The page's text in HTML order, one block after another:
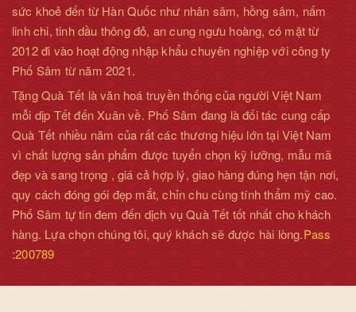
sức khoẻ đến từ Hàn Quốc như nhân sâm, hồng sâm, nấm
linh chi, tinh dầu thông đỏ, an cung ngưu hoàng, có mặt từ
2012 đi vào hoạt động nhập khẩu chuyên nghiệp với công ty
Phố Sâm từ năm 2021.
Tặng Quà Tết là văn hoá truyền thống của người Việt Nam
mỗi dịp Tết đến Xuân về. Phố Sâm đang là đối tác cung cấp
Quà Tết nhiều năm của rất các thương hiệu lớn tại Việt Nam
vì chất lượng sản phẩm được tuyển chọn kỹ lưỡng, mẫu mã
đẹp và sang trọng , giá cả hợp lý, giao hàng đúng hẹn tận nơi,
quy cách đóng gói đẹp mắt, chỉn chu cùng tính thẩm mỹ cao.
Phố Sâm tự tin đem đến dịch vụ Quà Tết tốt nhất cho khách
hàng. Lựa chọn chúng tôi, quý khách sẽ được hài lòng.Pass
:200789